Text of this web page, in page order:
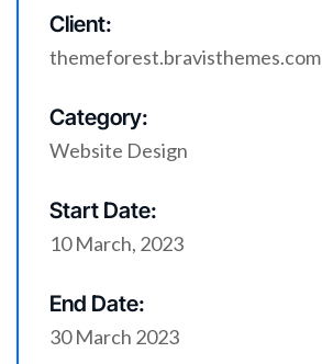
Client:
themeforest.bravisthemes.com
Category:
Website Design
Start Date:
10 March, 2023
End Date:
30 March 2023